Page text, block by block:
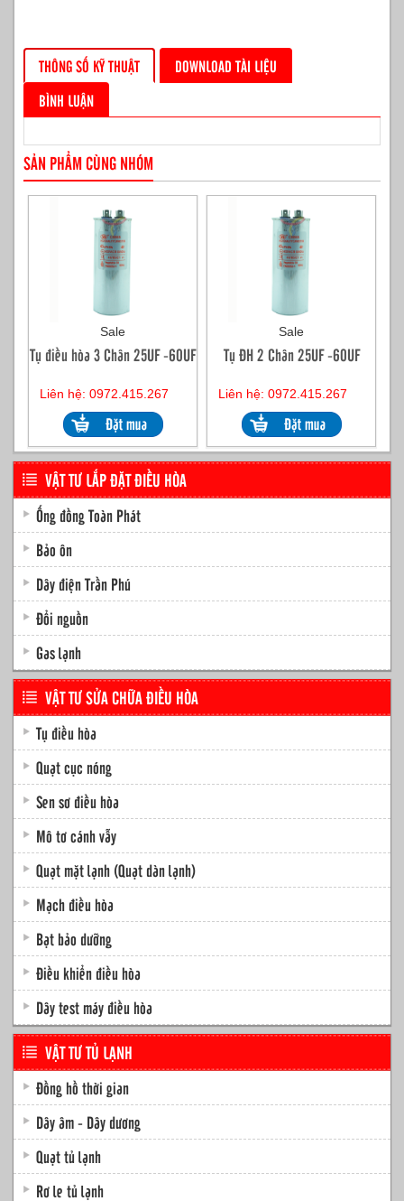
THÔNG SỐ KỸ THUẬT
DOWNLOAD TÀI LIỆU
BÌNH LUẬN
SẢN PHẨM CÙNG NHÓM
Sale
Tụ điều hòa 3 Chân 25UF -60UF
Liên hệ: 0972.415.267
Sale
Tụ ĐH 2 Chân 25UF -60UF
Liên hệ: 0972.415.267
VẬT TƯ LẮP ĐẶT ĐIỀU HÒA
Ống đồng Toàn Phát
Bảo ôn
Dây điện Trần Phú
Đổi nguồn
Gas lạnh
VẬT TƯ SỬA CHỮA ĐIỀU HÒA
Tụ điều hòa
Quạt cục nóng
Sen sơ điều hòa
Mô tơ cánh vẫy
Quạt mặt lạnh (Quạt dàn lạnh)
Mạch điều hòa
Bạt bảo dưỡng
Điều khiển điều hòa
Dây test máy điều hòa
VẬT TƯ TỦ LẠNH
Đồng hồ thời gian
Dây âm - Dây dương
Quạt tủ lạnh
Rơ le tủ lạnh